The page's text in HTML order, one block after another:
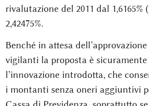
rivalutazione del 2011 dal 1,6165%
2,42475%.
Benché in attesa
vigilanti la proposta è sicuramente
l’innovazione introdotta, che
i montanti senza oneri aggiuntivi